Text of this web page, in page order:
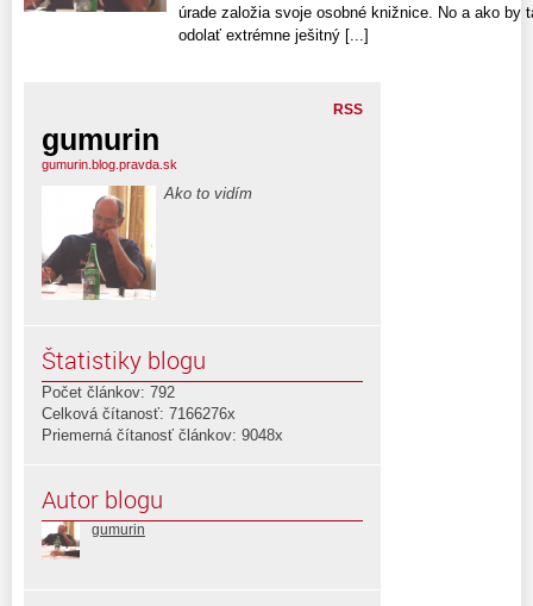
úrade založia svoje osobné knižnice. No a ako by
odolať extrémne ješitný [...]
RSS
gumurin
gumurin.blog.pravda.sk
Ako to vidím
Štatistiky blogu
Počet článkov: 792
Celková čítanosť: 7166276x
Priemerná čítanosť článkov: 9048x
Autor blogu
gumurin